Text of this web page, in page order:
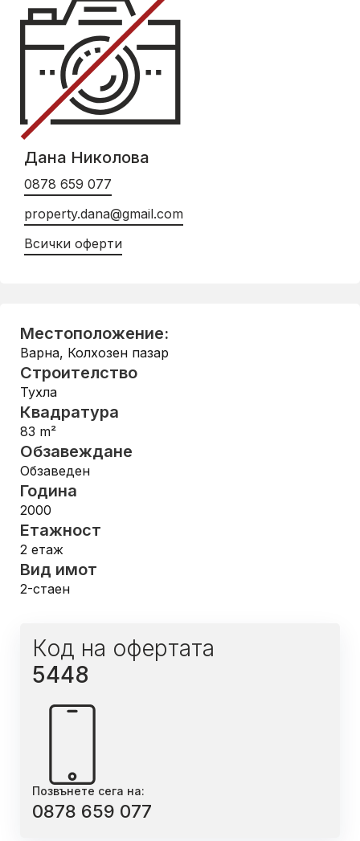
Дана Николова
0878 659 077
property.dana@gmail.com
Всички оферти
Местоположение:
Варна, Колхозен пазар
Строителство
Тухла
Квадратура
83 m²
Обзавеждане
Обзаведен
Година
2000
Етажност
2 етаж
Вид имот
2-стаен
Код на офертата
5448
Позвънете сега на:
0878 659 077